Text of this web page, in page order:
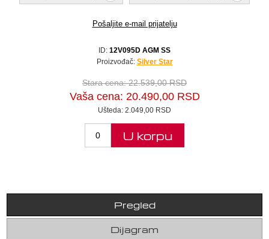
Pošaljite e-mail prijatelju
ID: 12V095D AGM SS
Proizvođač: Silver Star
Stara cena:22.539,00 RSD
Vaša cena: 20.490,00 RSD
Ušteda: 2.049,00 RSD
U korpu
Pregled
Dijagram